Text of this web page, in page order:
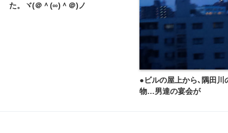
た。ヾ(＠＾(∞)＾＠)ノ
●ビルの屋上から､隅田川
物…男達の宴会が